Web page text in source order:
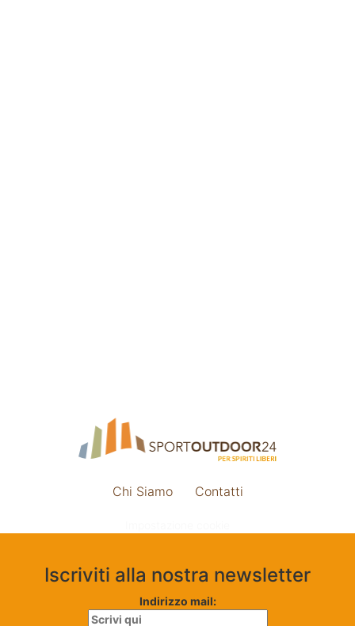
Chi Siamo Contatti
Iscriviti alla nostra newsletter
Indirizzo mail: